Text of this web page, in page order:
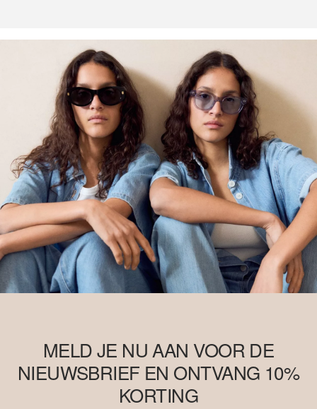
MELD JE NU AAN VOOR DE
NIEUWSBRIEF EN ONTVANG 10%
KORTING